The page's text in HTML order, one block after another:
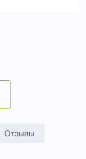
Отзывы